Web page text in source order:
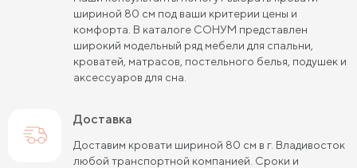
Кровати синего цвета Кровати фиолетового цвета
Кровати черного цвета Кровати бежевого цвета
Кровати шириной 90 см
Кровати шириной 140 см Кровати шириной 160 см
шириной 80 см под ваши критерии цены и
комфорта. В каталоге СОНУМ представлен
широкий модельный ряд мебели для спальни,
кроватей, матрасов, постельного белья, подушек и
аксессуаров для сна.
Доставка
Доставим кровати шириной 80 см в г. Владивосток
любой транспортной компанией. Сроки и